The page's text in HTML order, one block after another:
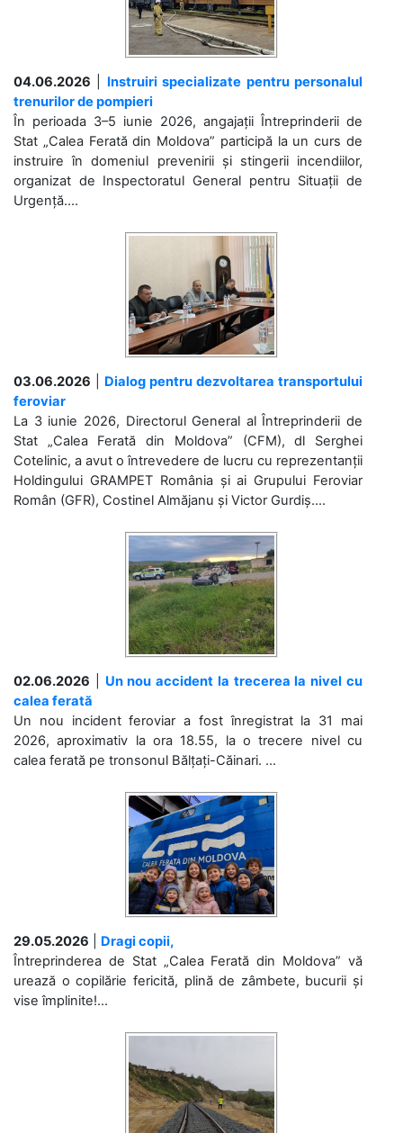
04.06.2026
Instruiri specializate pentru personalul
trenurilor de pompieri
În perioada 3–5 iunie 2026, angajații Întreprinderii de
Stat „Calea Ferată din Moldova” participă la un curs de
instruire în domeniul prevenirii și stingerii incendiilor,
organizat de Inspectoratul General pentru Situații de
Urgență....
03.06.2026
Dialog pentru dezvoltarea transportului
feroviar
La 3 iunie 2026, Directorul General al Întreprinderii de
Stat „Calea Ferată din Moldova” (CFM), dl Serghei
Cotelinic, a avut o întrevedere de lucru cu reprezentanții
Holdingului GRAMPET România și ai Grupului Feroviar
Român (GFR), Costinel Almăjanu și Victor Gurdiș....
02.06.2026
Un nou accident la trecerea la nivel cu
calea ferată
Un nou incident feroviar a fost înregistrat la 31 mai
2026, aproximativ la ora 18.55, la o trecere nivel cu
calea ferată pe tronsonul Bălțați-Căinari. ...
29.05.2026
Dragi copii,
Întreprinderea de Stat „Calea Ferată din Moldova” vă
urează o copilărie fericită, plină de zâmbete, bucurii și
vise împlinite!...